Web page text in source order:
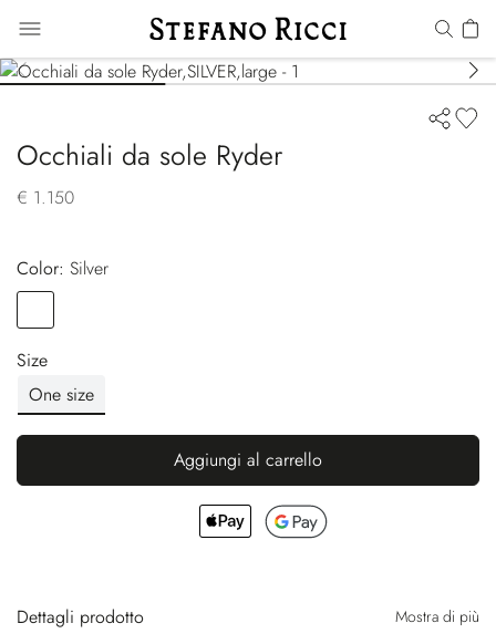
Occhiali da sole Ryder
€ 1.150
Color:
silver
Size
One size
Aggiungi al carrello
Dettagli prodotto Mostra di più